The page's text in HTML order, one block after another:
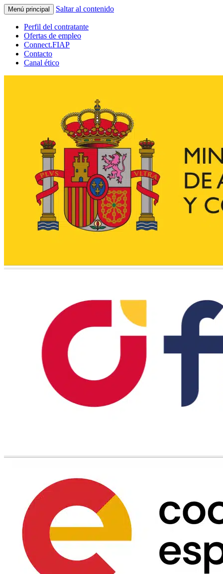
Menú principal Saltar al contenido
Perfil del contratante
Ofertas de empleo
Connect.FIAP
Contacto
Canal ético